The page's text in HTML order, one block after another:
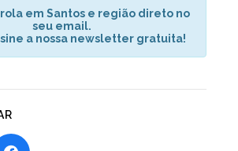
em Santos e região direto no
seu email.
a nossa newsletter gratuita!